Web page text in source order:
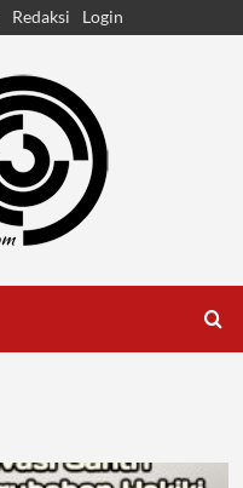
Redaksi Login